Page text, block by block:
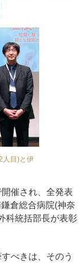
人目)と伊
催され、全発表
倉総合病院(神奈
科統括部長が表彰
べきは、そのう